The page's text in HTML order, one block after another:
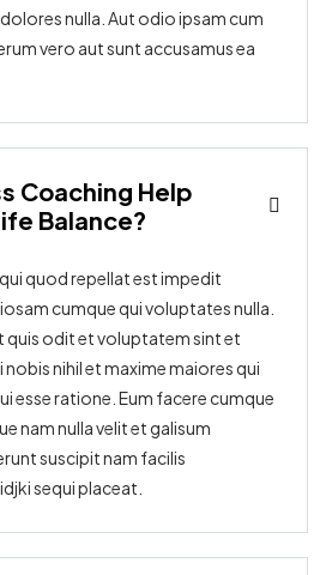
nulla. Aut odio ipsam cum
vero aut sunt accusamus ea
Coaching Help
Balance?
quod repellat est impedit
cumque qui voluptates nulla.
quis odit et voluptatem sint et
nihil et maxime maiores qui
esse ratione. Eum facere cumque
nam nulla velit et galisum
suscipit nam facilis
sequi placeat.